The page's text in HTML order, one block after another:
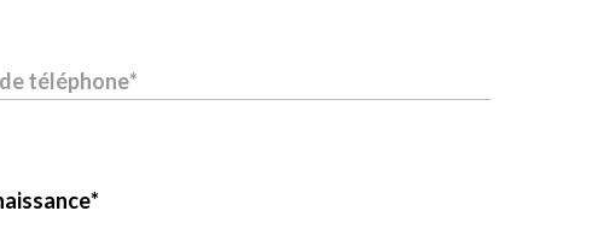
téléphone